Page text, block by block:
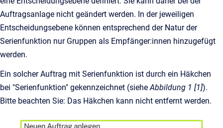
Auftragsanlage nicht geändert werden. In der jeweiligen
Entscheidungsebene können entsprechend der Natur der
Serienfunktion nur Gruppen als Empfänger:innen hinzugefügt
werden.
Ein solcher Auftrag mit Serienfunktion ist durch ein Häkchen
bei "Serienfunktion" gekennzeichnet (sieheAbbildung 1 [1]).
Bitte beachten Sie: Das Häkchen kann nicht entfernt werden.